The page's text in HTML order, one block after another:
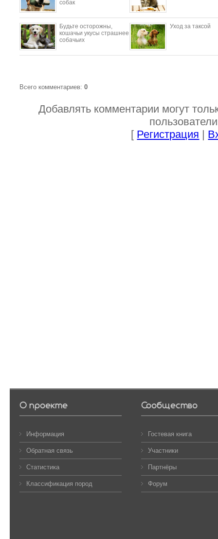
собак
Будьте осторожны,
кошачьи укусы страшнее
собачьих
Уход за таксой
Всего комментариев: 0
Добавлять комментарии могут
[ Регистрация |
О проекте
Информация
Обратная связь
Статистика
Классификация пород
Сообщество
Гостевая книга
Участники
Партнёры
Форум